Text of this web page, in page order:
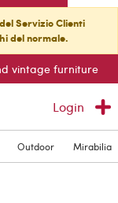
Servizio Clienti
del normale.
vintage furniture
Login
Outdoor Mirabilia